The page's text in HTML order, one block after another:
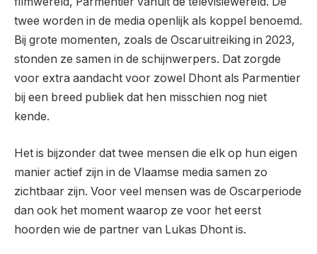
twee worden in de media openlijk als koppel benoemd.
Bij grote momenten, zoals de Oscaruitreiking in 2023,
stonden ze samen in de schijnwerpers. Dat zorgde
voor extra aandacht voor zowel Dhont als Parmentier
bij een breed publiek dat hen misschien nog niet
kende.
Het is bijzonder dat twee mensen die elk op hun eigen
manier actief zijn in de Vlaamse media samen zo
zichtbaar zijn. Voor veel mensen was de Oscarperiode
dan ook het moment waarop ze voor het eerst
hoorden wie de partner van Lukas Dhont is.